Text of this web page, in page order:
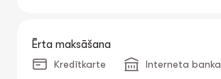
Ērta maksāšana
Kredītkarte Interneta banka